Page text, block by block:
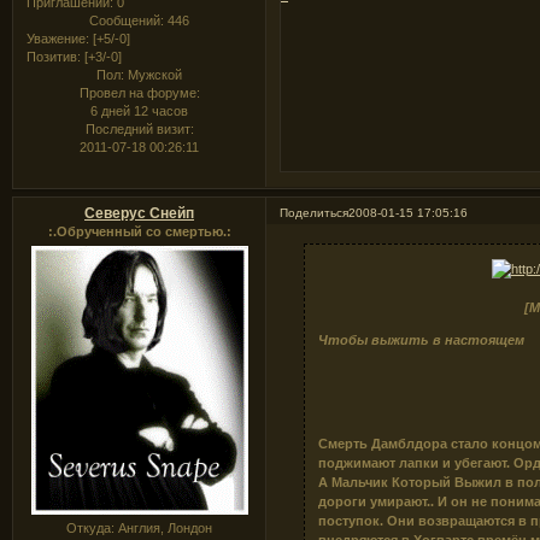
Сообщений: 446
Уважение: [+5/-0]
Позитив: [+3/-0]
Пол: Мужской
Провел на форуме:
6 дней 12 часов
Последний визит:
2011-07-18 00:26:11
Поделиться2008-01-15 17:05:16
Северус Снейп
:.Обрученный со смертью.:
Откуда: Англия, Лондон
Чтобы выжить в настоящем
Смерть Дамблдора стало
поджимают лапки и убегают.
А Мальчик Который Выжил в
дороги умирают.. И он не
поступок. Они возвращаются в